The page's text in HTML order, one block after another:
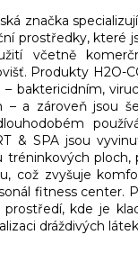
značka
prostředky, které
včetně
Produkty H2O-
baktericidním,
– a zároveň jsou
& SPA jsou
tréninkových ploch,
což zvyšuje
fitness center.
prostředí, kde je
dráždivých